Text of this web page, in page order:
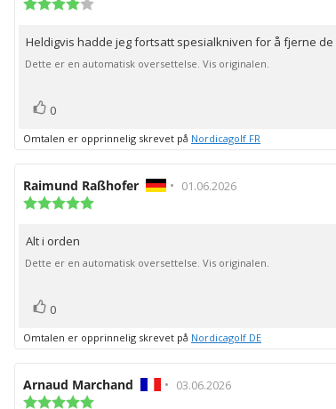
5
mulige
Omtaletekst:
Heldigvis hadde jeg fortsatt spesialkniven for å fjerne
Dette er en automatisk oversettelse. Vis originalen.
Liker
0
Omtalen er opprinnelig skrevet på Nordicagolf FR
Forfatter:
Raimund Raßhofer • Omtaledato:
01.06.2026
mulige
Omtaletekst:
Alt i orden
Dette er en automatisk oversettelse. Vis originalen.
Liker
0
Omtalen er opprinnelig skrevet på Nordicagolf DE
Forfatter:
Arnaud Marchand • Omtaledato:
03.06.2026